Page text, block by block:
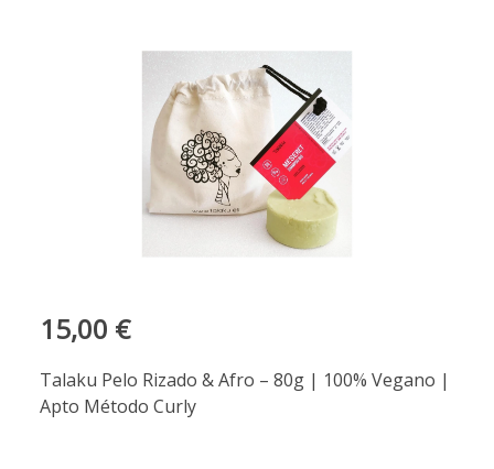
15,00 €
Talaku Pelo Rizado & Afro – 80g | 100% Vegano |
Apto Método Curly